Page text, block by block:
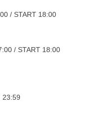
/ START 18:00
/ START 18:00
23:59